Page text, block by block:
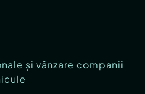
și vânzare companii